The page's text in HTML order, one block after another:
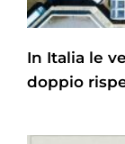
In Italia le
doppio